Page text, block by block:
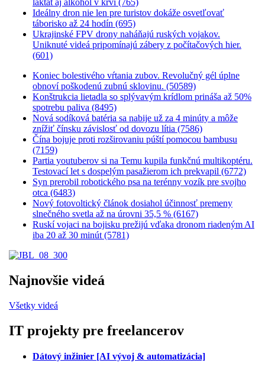
laktát aj alkohol v krvi (765)
Ideálny dron nie len pre turistov dokáže osvetľovať
táborisko až 24 hodín (695)
Ukrajinské FPV drony naháňajú ruských vojakov.
Uniknuté videá pripomínajú zábery z počítačových hier.
(601)
Koniec bolestivého vŕtania zubov. Revolučný gél úplne
obnoví poškodenú zubnú sklovinu. (50589)
Konštrukcia lietadla so splývavým krídlom prináša až 50%
spotrebu paliva (8495)
Nová sodíková batéria sa nabije už za 4 minúty a môže
znížiť čínsku závislosť od dovozu lítia (7586)
Čína bojuje proti rozširovaniu púští pomocou bambusu
(7159)
Partia youtuberov si na Temu kupila funkčnú multikoptéru.
Testovací let s dospelým pasažierom ich prekvapil (6772)
Syn prerobil robotického psa na terénny vozík pre svojho
otca (6483)
Nový fotovoltický článok dosiahol účinnosť premeny
slnečného svetla až na úrovni 35,5 % (6167)
Ruskí vojaci na bojisku prežijú vďaka dronom riadeným AI
iba 20 až 30 minút (5781)
Najnovšie videá
Všetky videá
IT projekty pre freelancerov
Dátový inžinier [AI vývoj & automatizácia]